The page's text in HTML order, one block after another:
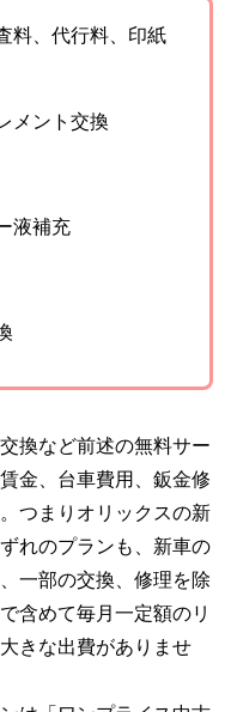
料、代行料、印紙
メント交換
液補充
換など前述の無料サー
金、台車費用、鈑金修
つまりオリックスの新
れのプランも、新車の
一部の交換、修理を除
含めて毎月一定額のリ
きな出費がありませ